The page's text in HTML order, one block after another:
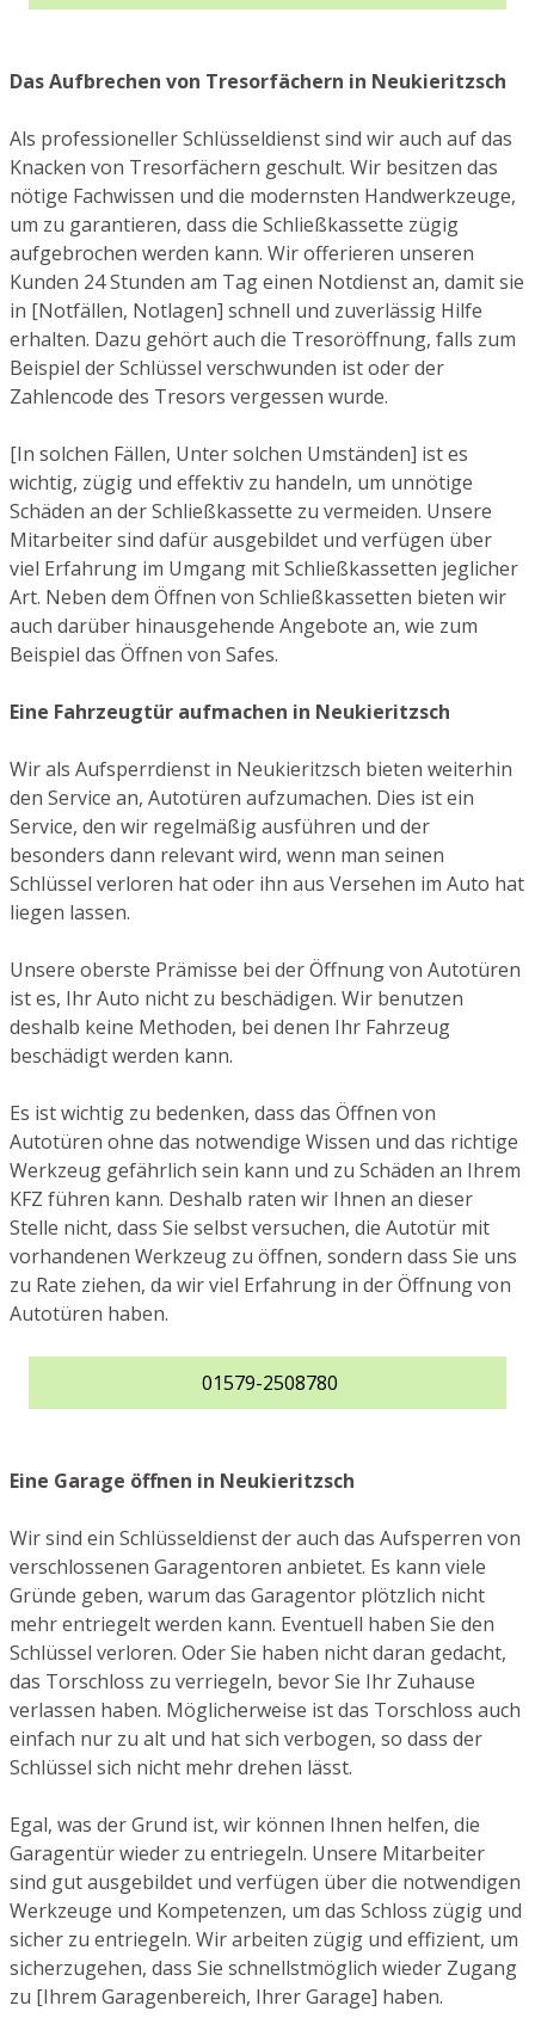
Das Aufbrechen von Tresorfächern in Neukieritzsch
Als professioneller Schlüsseldienst sind wir auch auf das
Knacken von Tresorfächern geschult. Wir besitzen das
nötige Fachwissen und die modernsten Handwerkzeuge,
um zu garantieren, dass die Schließkassette zügig
aufgebrochen werden kann. Wir offerieren unseren
Kunden 24 Stunden am Tag einen Notdienst an, damit sie
in [Notfällen, Notlagen] schnell und zuverlässig Hilfe
erhalten. Dazu gehört auch die Tresoröffnung, falls zum
Beispiel der Schlüssel verschwunden ist oder der
Zahlencode des Tresors vergessen wurde.
[In solchen Fällen, Unter solchen Umständen] ist es
wichtig, zügig und effektiv zu handeln, um unnötige
Schäden an der Schließkassette zu vermeiden. Unsere
Mitarbeiter sind dafür ausgebildet und verfügen über
viel Erfahrung im Umgang mit Schließkassetten jeglicher
Art. Neben dem Öffnen von Schließkassetten bieten wir
auch darüber hinausgehende Angebote an, wie zum
Beispiel das Öffnen von Safes.
Eine Fahrzeugtür aufmachen in Neukieritzsch
Wir als Aufsperrdienst in Neukieritzsch bieten weiterhin
den Service an, Autotüren aufzumachen. Dies ist ein
Service, den wir regelmäßig ausführen und der
besonders dann relevant wird, wenn man seinen
Schlüssel verloren hat oder ihn aus Versehen im Auto hat
liegen lassen.
Unsere oberste Prämisse bei der Öffnung von Autotüren
ist es, Ihr Auto nicht zu beschädigen. Wir benutzen
deshalb keine Methoden, bei denen Ihr Fahrzeug
beschädigt werden kann.
Es ist wichtig zu bedenken, dass das Öffnen von
Autotüren ohne das notwendige Wissen und das richtige
Werkzeug gefährlich sein kann und zu Schäden an Ihrem
KFZ führen kann. Deshalb raten wir Ihnen an dieser
Stelle nicht, dass Sie selbst versuchen, die Autotür mit
vorhandenen Werkzeug zu öffnen, sondern dass Sie uns
zu Rate ziehen, da wir viel Erfahrung in der Öffnung von
Autotüren haben.
01579-2508780
Eine Garage öffnen in Neukieritzsch
Wir sind ein Schlüsseldienst der auch das Aufsperren von
verschlossenen Garagentoren anbietet. Es kann viele
Gründe geben, warum das Garagentor plötzlich nicht
mehr entriegelt werden kann. Eventuell haben Sie den
Schlüssel verloren. Oder Sie haben nicht daran gedacht,
das Torschloss zu verriegeln, bevor Sie Ihr Zuhause
verlassen haben. Möglicherweise ist das Torschloss auch
einfach nur zu alt und hat sich verbogen, so dass der
Schlüssel sich nicht mehr drehen lässt.
Egal, was der Grund ist, wir können Ihnen helfen, die
Garagentür wieder zu entriegeln. Unsere Mitarbeiter
sind gut ausgebildet und verfügen über die notwendigen
Werkzeuge und Kompetenzen, um das Schloss zügig und
sicher zu entriegeln. Wir arbeiten zügig und effizient, um
sicherzugehen, dass Sie schnellstmöglich wieder Zugang
zu [Ihrem Garagenbereich, Ihrer Garage] haben.